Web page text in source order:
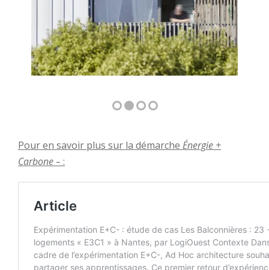
Pour en savoir plus sur la démarche Énergie +
Carbone – :